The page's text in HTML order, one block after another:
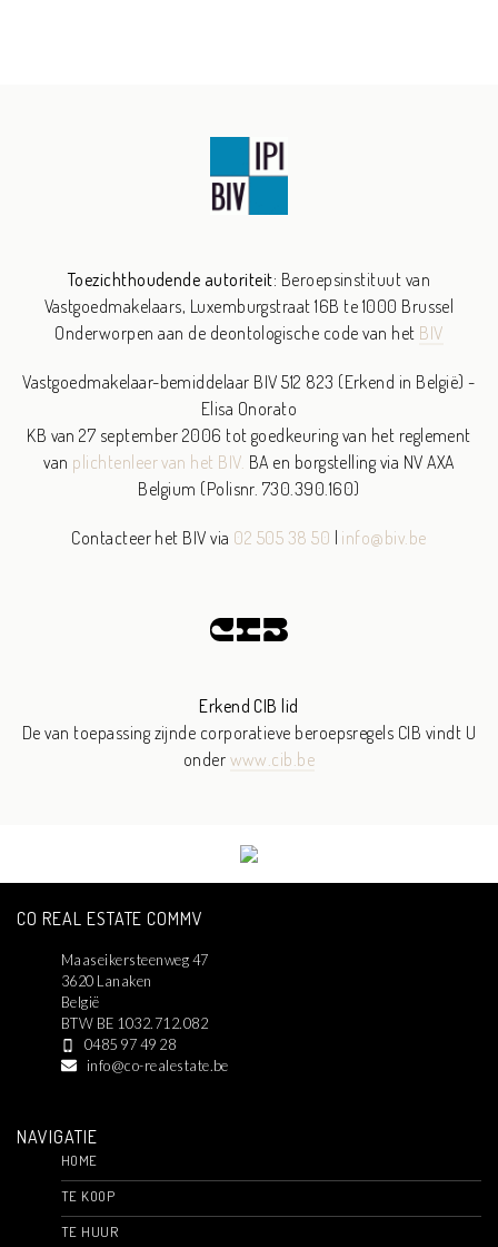
Toezichthoudende autoriteit: Beroepsinstituut van
Vastgoedmakelaars, Luxemburgstraat 16B te 1000 Brussel
Onderworpen aan de deontologische code van het BIV
Vastgoedmakelaar-bemiddelaar BIV 512 823 (Erkend in België) -
Elisa Onorato
KB van 27 september 2006 tot goedkeuring van het reglement
van plichtenleer van het BIV. BA en borgstelling via NV AXA
Belgium (Polisnr. 730.390.160)
Contacteer het BIV via 02 505 38 50 | info@biv.be
Erkend CIB lid
De van toepassing zijnde corporatieve beroepsregels CIB vindt U
onder www.cib.be
CO REAL ESTATE COMMV
Maaseikersteenweg 47
3620 Lanaken
België
BTW BE 1032.712.082
0485 97 49 28
info@co-realestate.be
NAVIGATIE
HOME
TE KOOP
TE HUUR